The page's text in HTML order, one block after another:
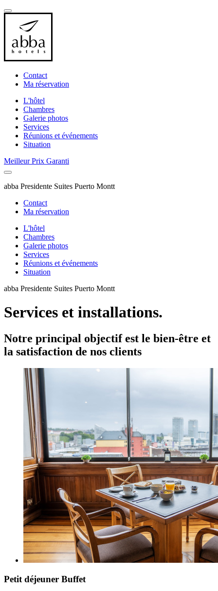
Contact
Ma réservation
L'hôtel
Chambres
Galerie photos
Services
Réunions et événements
Situation
Meilleur Prix Garanti
abba Presidente Suites Puerto Montt
Contact
Ma réservation
L'hôtel
Chambres
Galerie photos
Services
Réunions et événements
Situation
abba Presidente Suites Puerto Montt
Services et installations.
Notre principal objectif est le bien-être et
la satisfaction de nos clients
Petit déjeuner Buffet